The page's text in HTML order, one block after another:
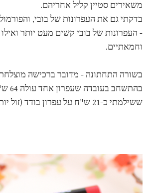
משאירים סטיין קליל אחריהם.
בדקתי גם את העפרונות של בובי,
- העפרונות של בובי קשים מעט יותר ואילו
וחמאתיים.
בשורה התחתונה - מדובר ברכישה
ששילמתי כ-21 ש"ח על עפרון בודד (זול יותר מקניה מחו"ל!).